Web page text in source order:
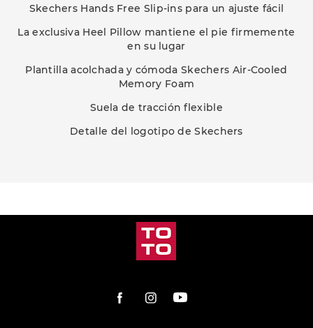
Skechers Hands Free Slip-ins para un ajuste fácil
La exclusiva Heel Pillow mantiene el pie firmemente
en su lugar
Plantilla acolchada y cómoda Skechers Air-Cooled
Memory Foam
Suela de tracción flexible
Detalle del logotipo de Skechers